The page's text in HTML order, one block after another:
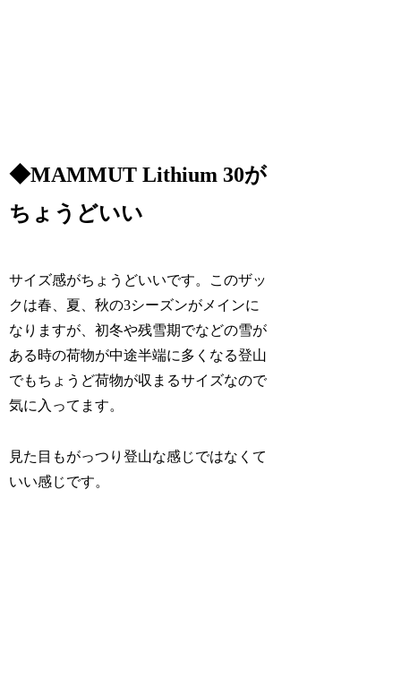
◆MAMMUT Lithium 30が
ちょうどいい
サイズ感がちょうどいいです。このザッ
クは春、夏、秋の3シーズンがメインに
なりますが、初冬や残雪期でなどの雪が
ある時の荷物が中途半端に多くなる登山
でもちょうど荷物が収まるサイズなので
気に入ってます。
見た目もがっつり登山な感じではなくて
いい感じです。